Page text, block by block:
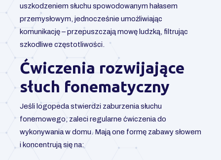
uszkodzeniem słuchu spowodowanym hałasem
przemysłowym, jednocześnie umożliwiając
komunikację – przepuszczają mowę ludzką, filtrując
szkodliwe częstotliwości.
Ćwiczenia rozwijające
słuch fonematyczny
Jeśli logopeda stwierdzi zaburzenia słuchu
fonemowego, zaleci regularne ćwiczenia do
wykonywania w domu. Mają one formę zabawy słowem
i koncentrują się na: